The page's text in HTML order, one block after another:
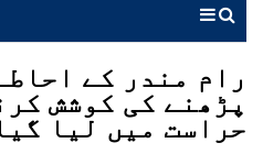
رام مندر کے
پڑھنے کی کوشش
حراست میں لیا گیا